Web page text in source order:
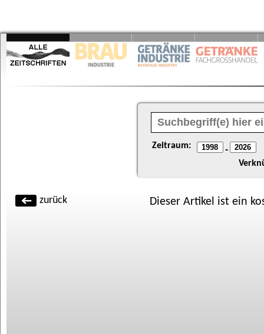
Zeitraum: -
zurück Dieser Artikel ist ein